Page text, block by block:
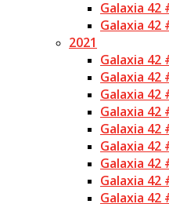
Galaxia 42
Galaxia 42
2021
Galaxia 42
Galaxia 42
Galaxia
Galaxia
Galaxia 42
Galaxia 42
Galaxia 42
Galaxia 42
Galaxia 42